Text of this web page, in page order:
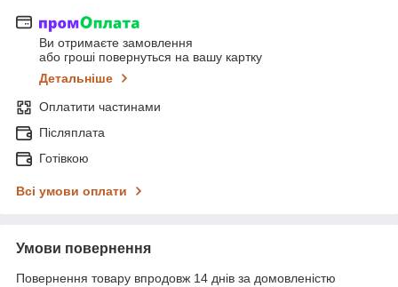
Ви отримаєте замовлення
або гроші повернуться на вашу картку
Детальніше
Оплатити частинами
Післяплата
Готівкою
Всі умови оплати
Умови повернення
Повернення товару впродовж 14 днів за домовленістю